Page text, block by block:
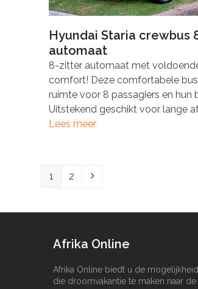
Hyundai Staria crewbus
automaat
8-zitter automaat met
comfort! Deze comfortabele
ruimte voor 8 passagiers en hun
Uitstekend geschikt voor lange
Lees meer
Pagina
1 Pagina
2 Volgende
Afrika Online
Afrika Online biedt u de mogelijkheid
die droomvakantie te maken naar de